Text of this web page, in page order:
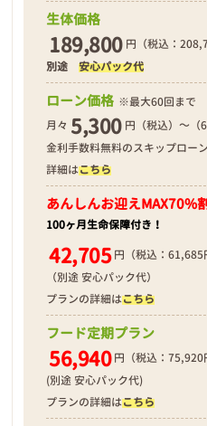
生体価格
189,800 円（税込：
別途安心パック代
ローン価格 ※最大60回まで
月々 5,300 円（税込）～（
金利手数料無料のスキップローン
詳細はこちら
あんしんお迎えMAX70%
100ヶ月生命保障付き！
42,705 円（税込：61,685
（別途 安心パック代）
プランの詳細はこちら
フード定期プラン
56,940 円（税込：75,920
(別途 安心パック代)
プランの詳細はこちら